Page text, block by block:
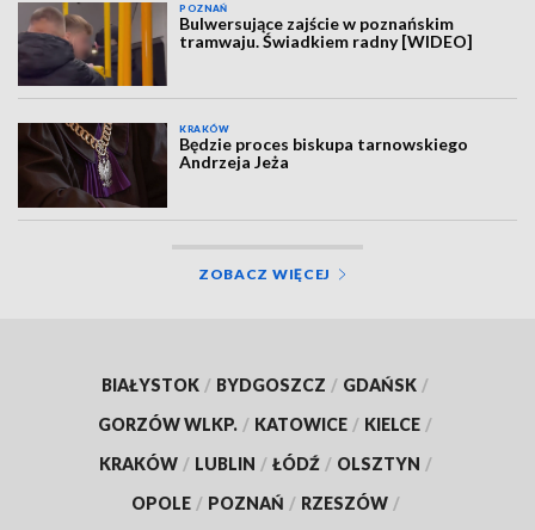
POZNAŃ
Bulwersujące zajście w poznańskim
tramwaju. Świadkiem radny [WIDEO]
KRAKÓW
Będzie proces biskupa tarnowskiego
Andrzeja Jeża
ZOBACZ WIĘCEJ
BIAŁYSTOK / BYDGOSZCZ / GDAŃSK /
GORZÓW WLKP. / KATOWICE / KIELCE /
KRAKÓW / LUBLIN / ŁÓDŹ / OLSZTYN /
OPOLE / POZNAŃ / RZESZÓW /